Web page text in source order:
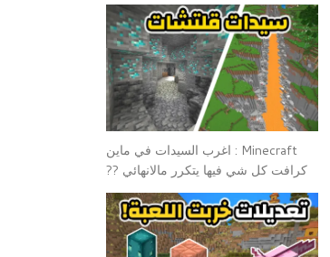
Minecraft : اغرب السيدات في ماين
كرافت كل شي فيها يتكرر مالانهائي ??